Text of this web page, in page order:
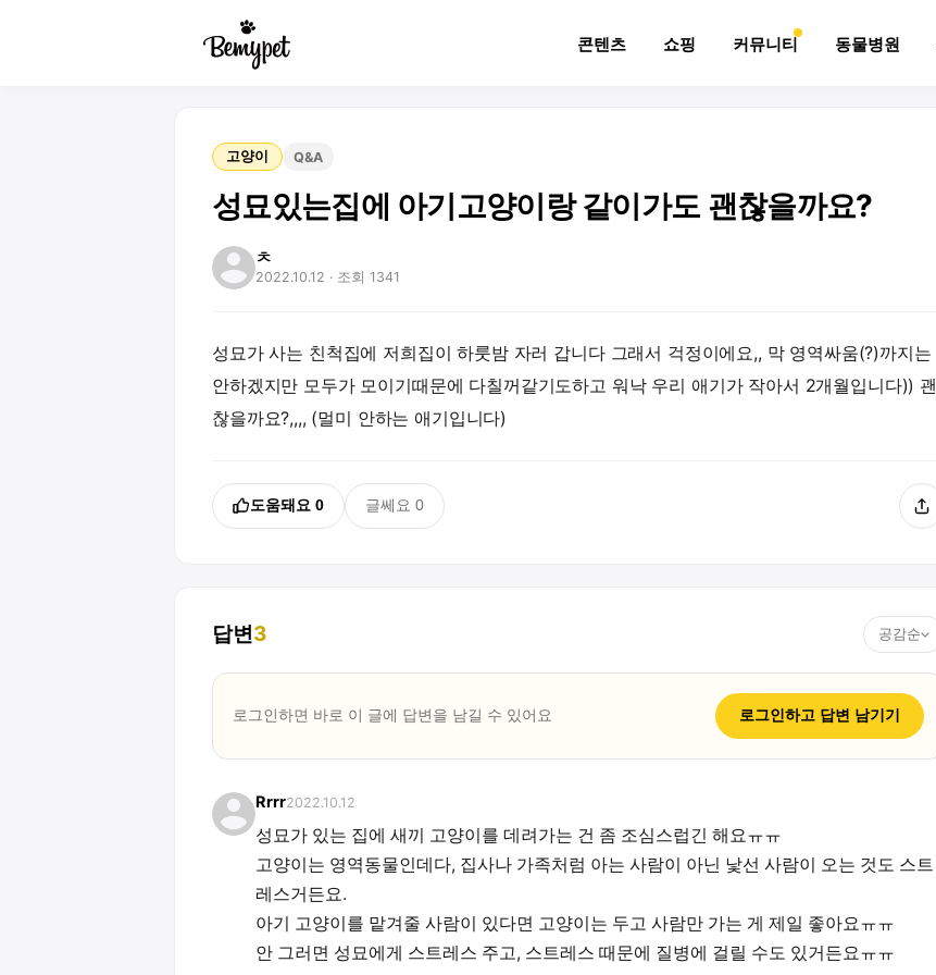
콘텐츠 쇼핑 커뮤니티 동물병원
고양이 Q&A
성묘있는집에 아기고양이랑 같이가도 괜찮을까요?
ㅊ
2022.10.12 · 조회 1341
성묘가 사는 친척집에 저희집이 하룻밤 자러 갑니다 그래서 걱정이에요,, 막 영역싸움(?)까지는
안하겠지만 모두가 모이기때문에 다칠꺼같기도하고 워낙 우리 애기가 작아서 2개월입니다)) 괜
찮을까요?,,,, (멀미 안하는 애기입니다)
도움돼요 0 글쎄요 0
답변3 공감순
로그인하면 바로 이 글에 답변을 남길 수 있어요 로그인하고 답변 남기기
Rrrr2022.10.12
성묘가 있는 집에 새끼 고양이를 데려가는 건 좀 조심스럽긴 해요ㅠㅠ
고양이는 영역동물인데다, 집사나 가족처럼 아는 사람이 아닌 낯선 사람이 오는 것도 스트
레스거든요.
아기 고양이를 맡겨줄 사람이 있다면 고양이는 두고 사람만 가는 게 제일 좋아요ㅠㅠ
안 그러면 성묘에게 스트레스 주고, 스트레스 때문에 질병에 걸릴 수도 있거든요ㅠㅠ